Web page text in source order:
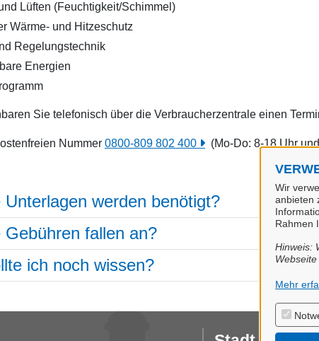
Wir
anbieten
Rahmen
Hinweis:
Mehr
Lüften (Feuchtigkeit/Schimmel)
Wärme- und Hitzeschutz
Regelungstechnik
Energien
Sie telefonisch über die Verbraucherzentrale einen
Nummer 0800-809 802 400 (Mo-Do: 8-18 Uhr
Unterlagen werden benötigt?
Gebühren fallen an?
ich noch wissen?